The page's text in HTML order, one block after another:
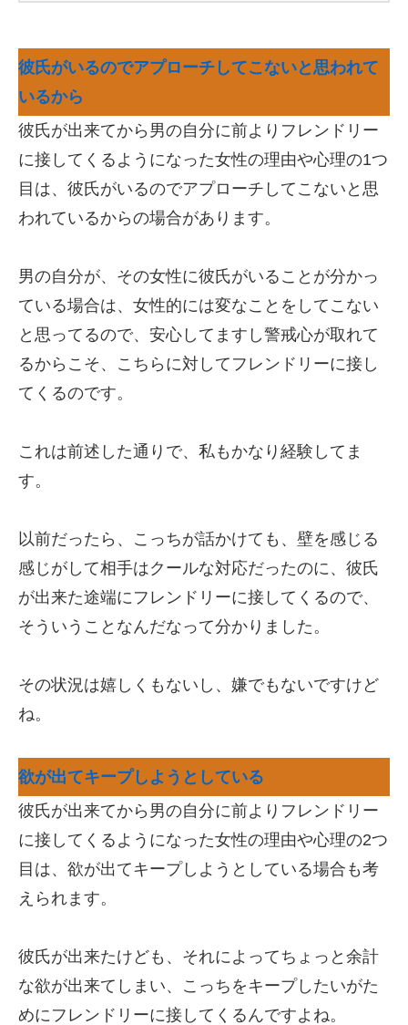
彼氏がいるのでアプローチしてこないと思われて
いるから
彼氏が出来てから男の自分に前よりフレンドリー
に接してくるようになった女性の理由や心理の1つ
目は、彼氏がいるのでアプローチしてこないと思
われているからの場合があります。
男の自分が、その女性に彼氏がいることが分かっ
ている場合は、女性的には変なことをしてこない
と思ってるので、安心してますし警戒心が取れて
るからこそ、こちらに対してフレンドリーに接し
てくるのです。
これは前述した通りで、私もかなり経験してま
す。
以前だったら、こっちが話かけても、壁を感じる
感じがして相手はクールな対応だったのに、彼氏
が出来た途端にフレンドリーに接してくるので、
そういうことなんだなって分かりました。
その状況は嬉しくもないし、嫌でもないですけど
ね。
欲が出てキープしようとしている
彼氏が出来てから男の自分に前よりフレンドリー
に接してくるようになった女性の理由や心理の2つ
目は、欲が出てキープしようとしている場合も考
えられます。
彼氏が出来たけども、それによってちょっと余計
な欲が出来てしまい、こっちをキープしたいがた
めにフレンドリーに接してくるんですよね。